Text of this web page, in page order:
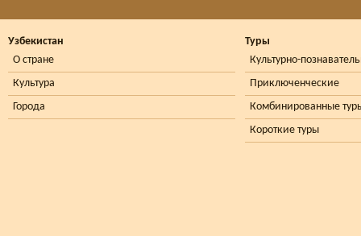
Узбекистан
О стране
Культура
Города
Туры
Культурно-
Приключенческие
Комбинированные
Короткие туры